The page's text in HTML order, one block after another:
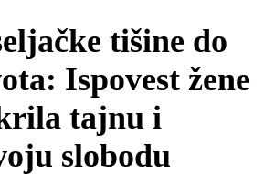
tišine do
Ispovest žene
tajnu i
slobodu